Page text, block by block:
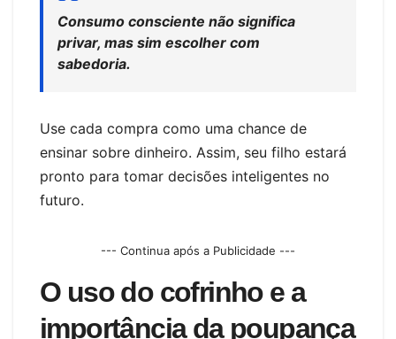
Consumo consciente não significa
privar, mas sim escolher com
sabedoria.
Use cada compra como uma chance de
ensinar sobre dinheiro. Assim, seu filho estará
pronto para tomar decisões inteligentes no
futuro.
--- Continua após a Publicidade ---
O uso do cofrinho e a
importância da poupança